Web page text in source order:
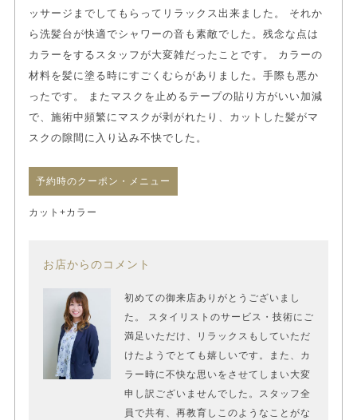
ッサージまでしてもらってリラックス出来ました。 それか
ら洗髪台が快適でシャワーの音も素敵でした。残念な点は
カラーをするスタッフが大変雑だったことです。 カラーの
材料を髪に塗る時にすごくむらがありました。手際も悪か
ったです。 またマスクを止めるテープの貼り方がいい加減
で、施術中頻繁にマスクが剥がれたり、カットした髪がマ
スクの隙間に入り込み不快でした。
予約時のクーポン・メニュー
カット+カラー
お店からのコメント
初めての御来店ありがとうございまし
た。 スタイリストのサービス・技術にご
満足いただけ、リラックスもしていただ
けたようでとても嬉しいです。また、カ
ラー時に不快な思いをさせてしまい大変
申し訳ございませんでした。スタッフ全
員で共有、再教育しこのようなことがな